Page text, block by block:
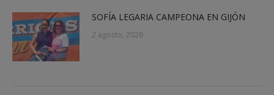
SOFÍA LEGARIA CAMPEONA EN GIJÓN
2 agosto, 2026